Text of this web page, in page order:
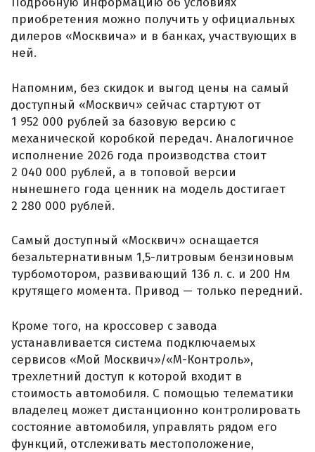
приобретения можно получить у официальных
дилеров «Москвича» и в банках, участвующих в
ней.
Напомним, без скидок и выгод цены на самый
доступный «Москвич» сейчас стартуют от
1 952 000 рублей за базовую версию с
механической коробкой передач. Аналогичное
исполнение 2026 года производства стоит
2 040 000 рублей, а в топовой версии
нынешнего года ценник на модель достигает
2 280 000 рублей.
Самый доступный «Москвич» оснащается
безальтернативным 1,5-литровым бензиновым
турбомотором, развивающий 136 л. с. и 200 Нм
крутящего момента. Привод — только передний.
Кроме того, на кроссовер с завода
устанавливается система подключаемых
сервисов «Мой Москвич»/«М-Контроль»,
трехлетний доступ к которой входит в
стоимость автомобиля. С помощью телематики
владелец может дистанционно контролировать
состояние автомобиля, управлять рядом его
функций, отслеживать местоположение,